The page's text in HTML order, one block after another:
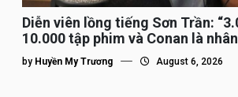
Diễn viên lồng tiếng Sơn Trần:
10.000 tập phim và Conan là
nhất”
by Huyền My Trương August 6, 2026